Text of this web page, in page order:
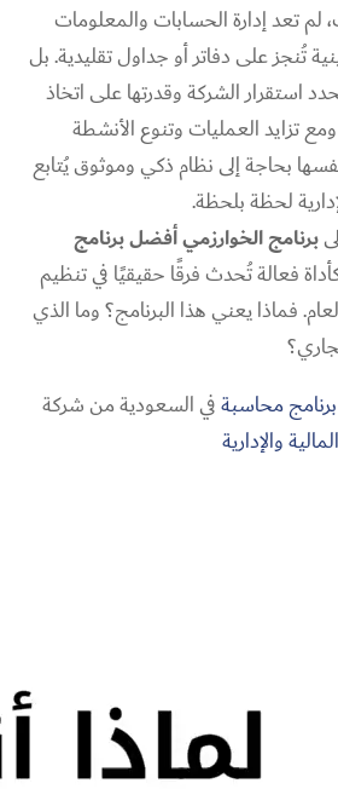
لم تعد إدارة الحسابات والمعلومات
تُنجز على دفاتر أو جداول تقليدية. بل
استقرار الشركة وقدرتها على اتخاذ
تزايد العمليات وتنوع الأنشطة
بحاجة إلى نظام ذكي وموثوق يُتابع
لحظة بلحظة.
برنامج الخوارزمي أفضل برنامج
فعالة تُحدث فرقًا حقيقيًا في تنظيم
فماذا يعني هذا البرنامج؟ وما الذي
برنامج محاسبةفي السعودية من شركة
والإدارية